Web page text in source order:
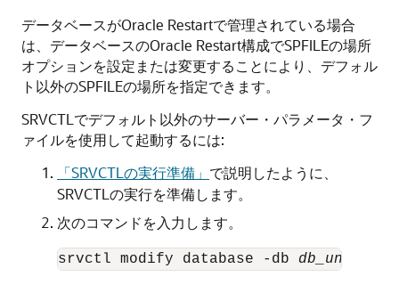
データベースがOracle Restartで管理されている場合
は、データベースのOracle Restart構成でSPFILEの場所
オプションを設定または変更することにより、デフォル
ト以外のSPFILEの場所を指定できます。
SRVCTLでデフォルト以外のサーバー・パラメータ・フ
ァイルを使用して起動するには:
「SRVCTLの実行準備」 で説明したように、
SRVCTLの実行を準備します。
次のコマンドを入力します。
srvctl modify database -db